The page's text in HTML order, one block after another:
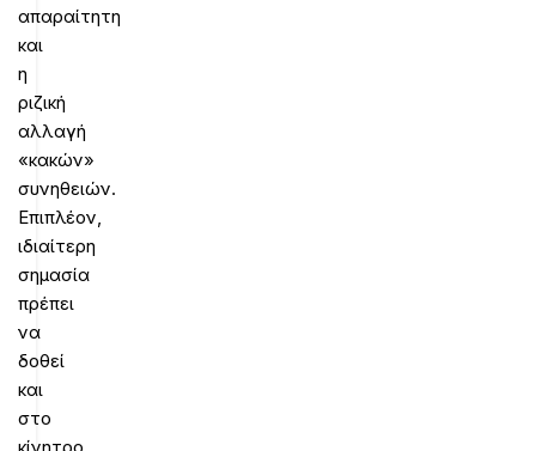
απαραίτητη
και
η
ριζική
αλλαγή
«κακών»
συνηθειών.
Επιπλέον,
ιδιαίτερη
σημασία
πρέπει
να
δοθεί
και
στο